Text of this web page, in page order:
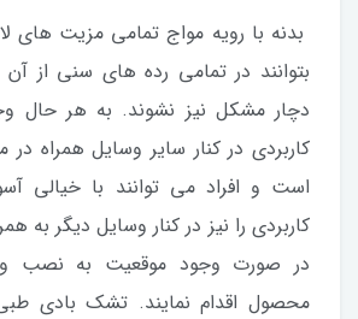
بدنه با رویه مواج تمامی مزیت های
بتوانند در تمامی رده های سنی از
دچار مشکل نیز نشوند. به هر حال
کاربردی در کنار سایر وسایل همراه در
است و افراد می توانند با خیالی
کاربردی را نیز در کنار وسایل دیگر به
در صورت وجود موقعیت به نصب و
محصول اقدام نمایند. تشک بادی